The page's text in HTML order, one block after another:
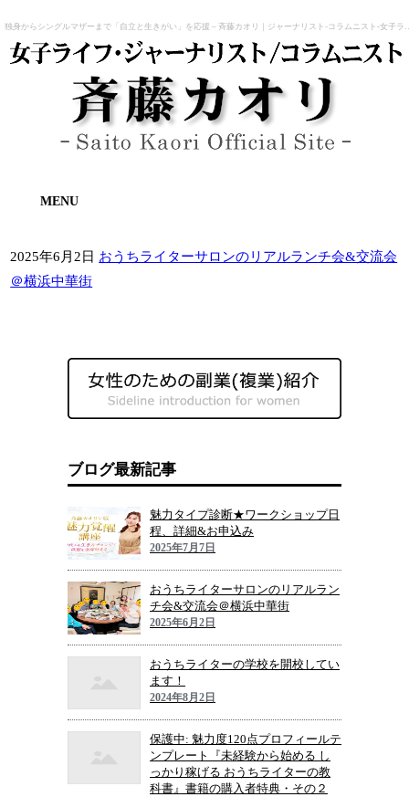
独身からシングルマザーまで「自立と生
MENU
2025年6月2日 おうちライターサロンのリアルランチ会&交流会
＠横浜中華街
ブログ最新記事
魅力タイプ診断★ワークショップ日
程、詳細&お申込み
2025年7月7日
おうちライターサロンのリアルラン
チ会&交流会＠横浜中華街
2025年6月2日
おうちライターの学校を開校してい
ます！
2024年8月2日
保護中: 魅力度120点プロフィールテ
ンプレート『未経験から始める し
っかり稼げる おうちライターの教
科書』書籍の購入者特典・その２